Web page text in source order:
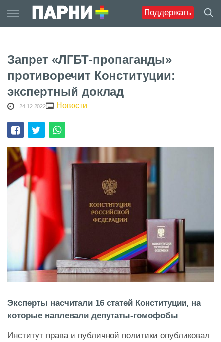
Поддержать
to
content
Запрет «ЛГБТ-пропаганды»
противоречит Конституции:
экспертный доклад
24.12.2022 Новости
Эксперты насчитали 16 статей Конституции, на
которые наплевали депутаты-гомофобы
Институт права и публичной политики опубликовал